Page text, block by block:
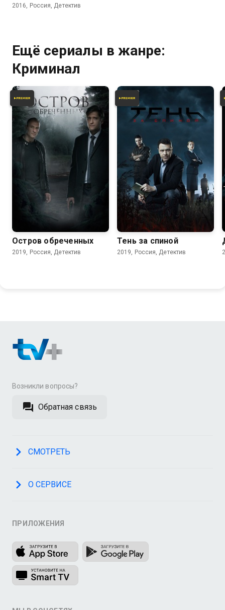
2016, Россия, Детектив
Ещё сериалы в жанре:
Криминал
7.1
Остров обреченных
2019, Россия, Детектив
7.8
Тень за спиной
2019, Россия, Детектив
Возникли вопросы?
Обратная связь
СМОТРЕТЬ
О СЕРВИСЕ
ПРИЛОЖЕНИЯ